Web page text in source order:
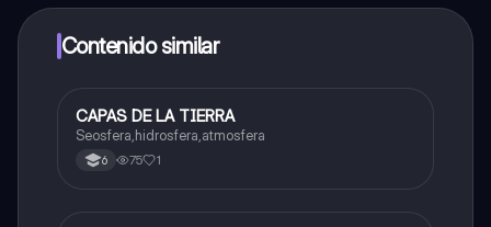
a determinadas funciones.
Contenido similar
Biologia
CAPAS DE LA TIERRA
Seosfera,hidrosfera,atmosfera
6 75 1